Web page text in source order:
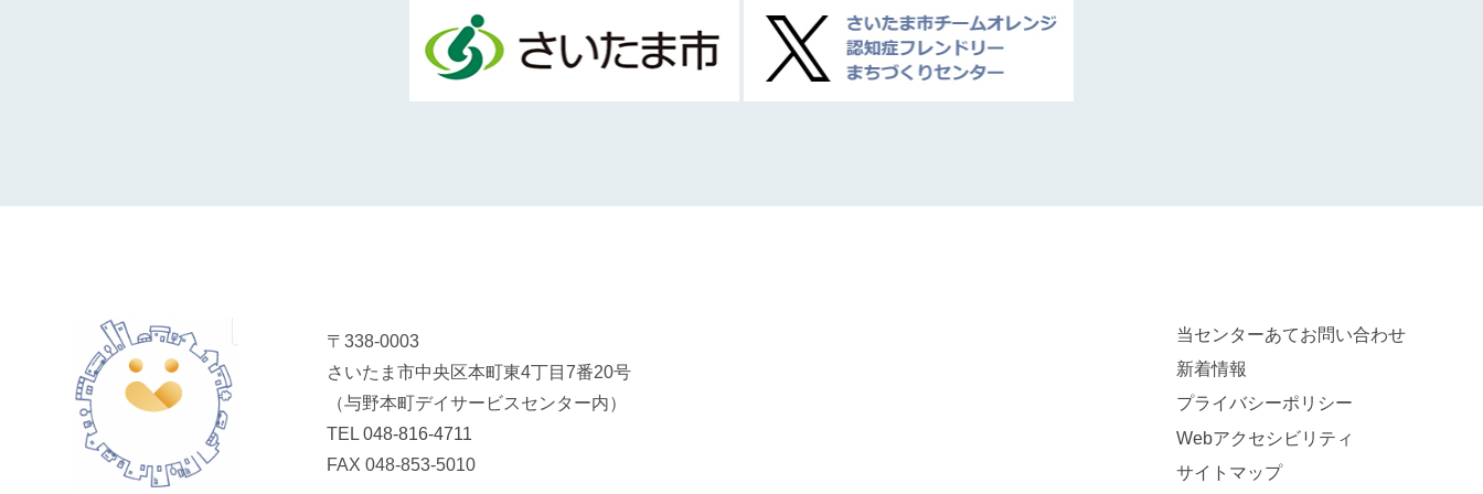
〒338-0003
さいたま市中央区本町東4丁目7番20号
（与野本町デイサービスセンター内）
TEL048-816-4711
FAX 048-853-5010
当センターあてお問い合わせ
新着情報
プライバシーポリシー
Webアクセシビリティ
サイトマップ